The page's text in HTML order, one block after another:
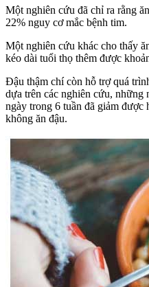
Một nghiên cứu đã chỉ ra rằng
22% nguy cơ mắc bệnh tim.
Một nghiên cứu khác cho thấy
kéo dài tuổi thọ thêm được
Đậu thậm chí còn hỗ trợ quá
dựa trên các nghiên cứu, những
ngày trong 6 tuần đã giảm
không ăn đậu.